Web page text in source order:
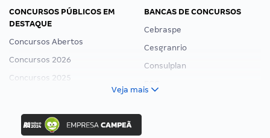
CONCURSOS PÚBLICOS EM
DESTAQUE
Concursos Abertos
Concursos 2026
Concursos 2025
Concurso Ibama
Concurso MPU
BANCAS DE CONCURSOS
Cebraspe
Cesgranrio
Consulplan
Veja mais